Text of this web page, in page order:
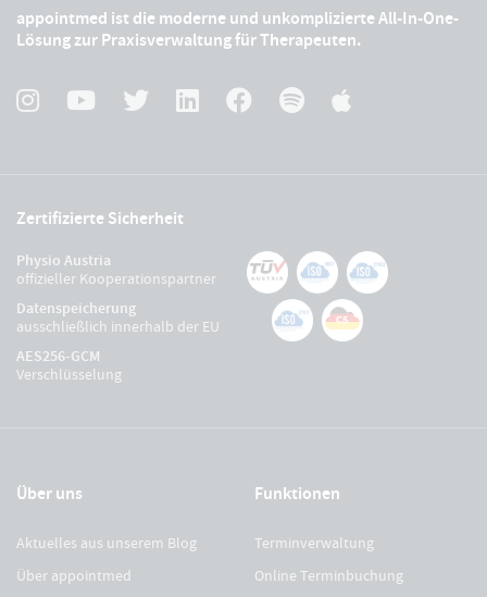
appointmed ist die moderne und unkomplizierte All-In-One-
Lösung zur Praxisverwaltung für Therapeuten.
Zertifizierte Sicherheit
Physio Austria
offizieller Kooperationspartner
Datenspeicherung
ausschließlich innerhalb der EU
AES256-GCM
Verschlüsselung
Über uns
Aktuelles aus unserem Blog
Über appointmed
Funktionen
Terminverwaltung
Online Terminbuchung